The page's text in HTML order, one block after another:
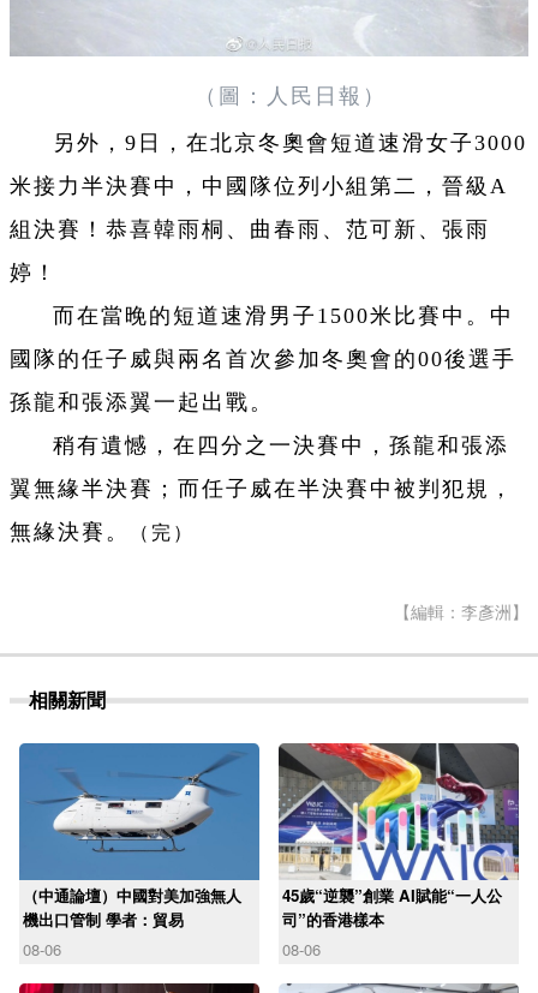
（圖：人民日報）
另外，9日，在北京冬奧會短道速滑女子3000
米接力半決賽中，中國隊位列小組第二，晉級A
組決賽！恭喜韓雨桐、曲春雨、范可新、張雨
婷！
而在當晚的短道速滑男子1500米比賽中。中
國隊的任子威與兩名首次參加冬奧會的00後選手
孫龍和張添翼一起出戰。
稍有遺憾，在四分之一決賽中，孫龍和張添
翼無緣半決賽；而任子威在半決賽中被判犯規，
無緣決賽。
（完）
【編輯：李彥洲】
相關新聞
（中通論壇）中國對美加強無人
機出口管制 學者：貿易
08-06
45歲“逆襲”創業 AI賦能“一人公
司”的香港樣本
08-06